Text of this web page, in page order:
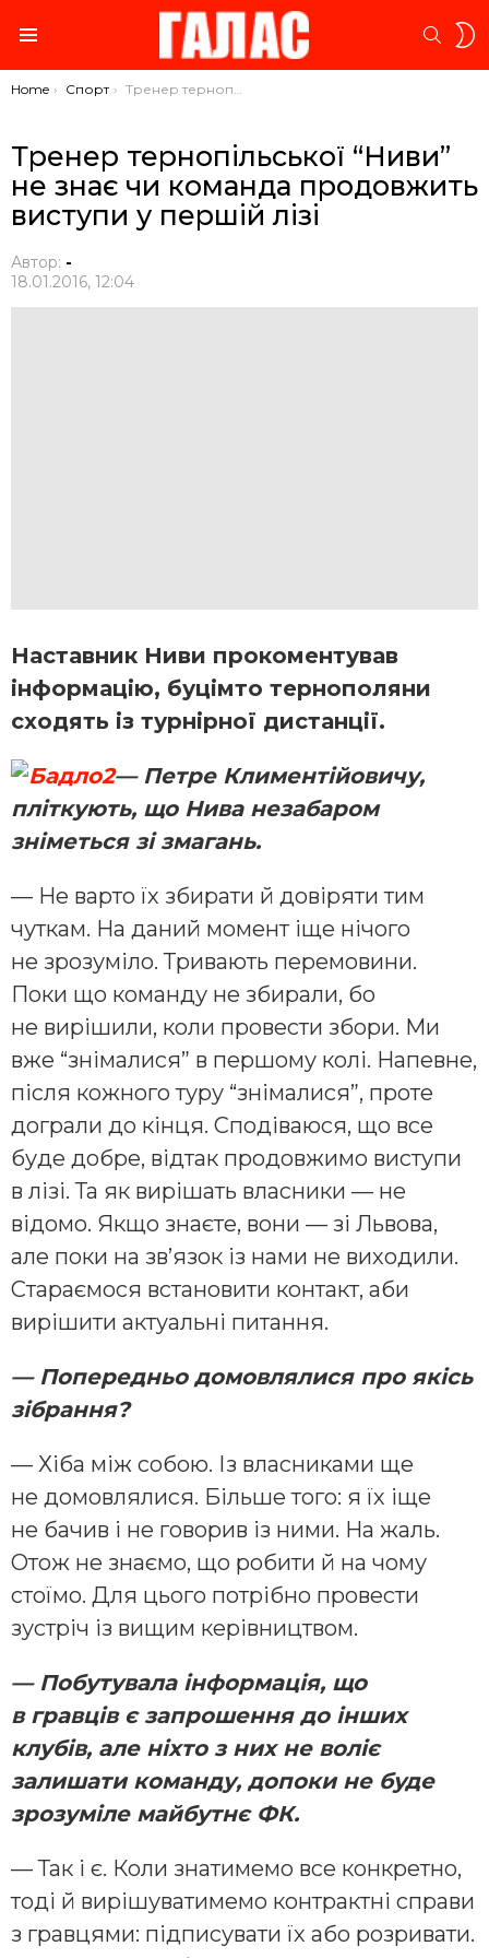
You are here:
Home Спорт Тренер тернопільської “Ниви” не знає чи команда продовжить виступи у першій лізі
Тренер тернопільської “Ниви”
не знає чи команда продовжить
виступи у першій лізі
Автор: -
18.01.2016, 12:04
Наставник Ниви прокоментував
інформацію, буцімто тернополяни
сходять із турнірної дистанції.
— Петре Климентійовичу,
пліткують, що Нива незабаром
зніметься зі змагань.
— Не варто їх збирати й довіряти тим
чуткам. На даний момент іще нічого
не зрозуміло. Тривають перемовини.
Поки що команду не збирали, бо
не вирішили, коли провести збори. Ми
вже “знімалися” в першому колі. Напевне,
після кожного туру “знімалися”, проте
дограли до кінця. Сподіваюся, що все
буде добре, відтак продовжимо виступи
в лізі. Та як вирішать власники — не
відомо. Якщо знаєте, вони — зі Львова,
але поки на зв’язок із нами не виходили.
Стараємося встановити контакт, аби
вирішити актуальні питання.
— Попередньо домовлялися про якісь
зібрання?
— Хіба між собою. Із власниками ще
не домовлялися. Більше того: я їх іще
не бачив і не говорив із ними. На жаль.
Отож не знаємо, що робити й на чому
стоїмо. Для цього потрібно провести
зустріч із вищим керівництвом.
— Побутувала інформація, що
в гравців є запрошення до інших
клубів, але ніхто з них не воліє
залишати команду, допоки не буде
зрозуміле майбутнє ФК.
— Так і є. Коли знатимемо все конкретно,
тоді й вирішуватимемо контрактні справи
з гравцями: підписувати їх або розривати.